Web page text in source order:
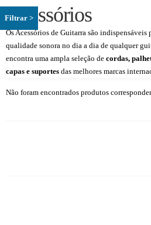
Acessórios
Os Acessórios de Guitarra são
qualidade sonora no dia a dia de qualquer
encontra uma ampla seleção de cordas,
capas e suportes das melhores marcas
Não foram encontrados produtos